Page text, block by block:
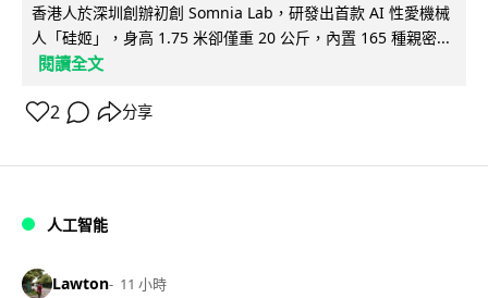
香港人於深圳創辦初創 Somnia Lab，研發出首款 AI 性愛機械
人「硅姬」，身高 1.75 米卻僅重 20 公斤，內置 165 種親密...
閱讀全文
2 分享
人工智能
Lawton 11 小時